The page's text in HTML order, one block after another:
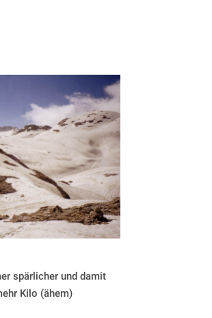
spärlicher und damit
Kilo (ähem)